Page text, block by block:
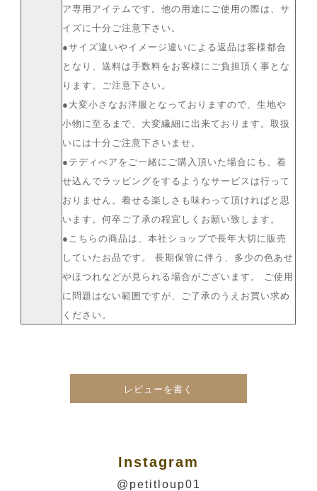
ア専用アイテムです。他の用途にご使用の際は、サ
イズに十分ご注意下さい。
●サイズ違いやイメージ違いによる返品は客様都合
となり、送料は手数料をお客様にご負担頂く事とな
ります。ご注意下さい。
●大変小さなお洋服となっておりますので、生地や
小物に至るまで、大変繊細に出来ております。取扱
いには十分ご注意下さいませ。
●テディべアをご一緒にご購入頂いた場合にも、着
せ込んでラッピングをするようなサービスは行って
おりません。着せる楽しさも味わって頂ければと思
います。何卒ご了承の程宜しくお願い致します。
●こちらの商品は、本社ショップで長年大切に販売
していたお品です。 長期保管に伴う、多少の色あせ
やほつれなどが見られる場合がございます。 ご使用
に問題はない範囲ですが、ご了承のうえお買い求め
ください。
レビューを書く
Instagram
@petitloup01